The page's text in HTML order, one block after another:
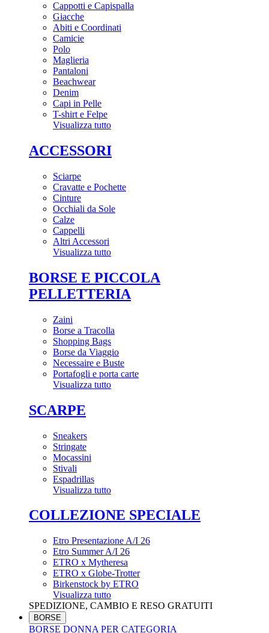
Cappotti e Capispalla
Giacche
Abiti e Coordinati
Camicie
Polo
Maglieria
Pantaloni
Beachwear
Denim
Capi in Pelle
T-shirt e Felpe
Visualizza tutto
ACCESSORI
Sciarpe
Cravatte e Pochette
Cinture
Occhiali da Sole
Calze
Cappelli
Altri Accessori
Visualizza tutto
BORSE E PICCOLA
PELLETTERIA
Zaini
Borse a Tracolla
Shopping Bags
Borse da Viaggio
Necessaire e Buste
Portafogli e porta carte
Visualizza tutto
SCARPE
Sneakers
Stringate
Mocassini
Stivali
Espadrillas
Visualizza tutto
COLLEZIONE SPECIALE
Etro Presentazione A/I 26
Etro Summer A/I 26
ETRO x Mytheresa
ETRO x Globe-Trotter
Birkenstock by ETRO
Visualizza tutto
SPEDIZIONE, CAMBIO E RESO GRATUITI
BORSE
BORSE DONNA PER CATEGORIA